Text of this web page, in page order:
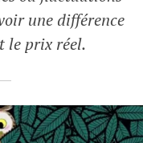
une différence
le prix réel.